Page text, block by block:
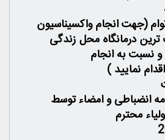
(جهت انجام واکسیناسیون
ترین درمانگاه محل زندگی
نسبت به انجام
نمایید )
انضباطی و امضاء توسط
محترم